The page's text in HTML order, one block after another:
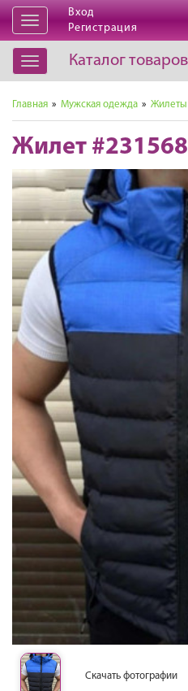
Открыть
навигацию
Вход
Регистрация
Открыть
навигацию
Каталог товаров
Главная » Мужская одежда » Жилеты
Жилет
Скачать фотографии